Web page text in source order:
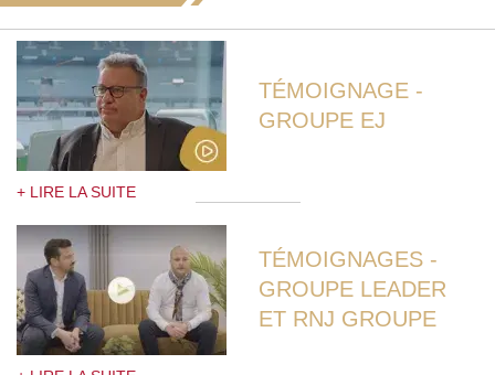
TÉMOIGNAGE -
GROUPE EJ
+ LIRE LA SUITE
TÉMOIGNAGES -
GROUPE LEADER
ET RNJ GROUPE